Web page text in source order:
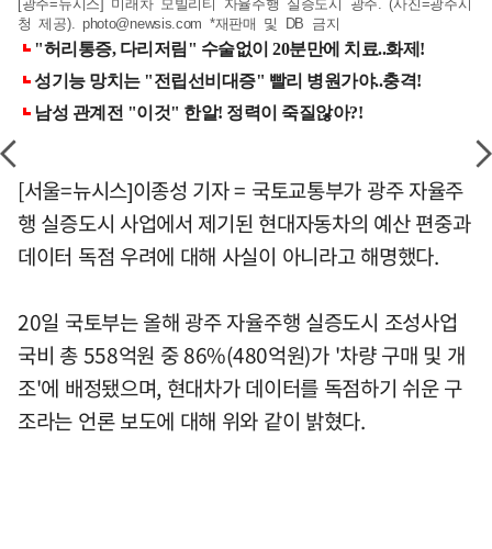
[광주=뉴시스] 미래차 모빌리티 자율주행 실증도시 광주. (사진=광주시
청 제공). photo@newsis.com *재판매 및 DB 금지
[서울=뉴시스]이종성 기자 = 국토교통부가 광주 자율주
행 실증도시 사업에서 제기된 현대자동차의 예산 편중과
데이터 독점 우려에 대해 사실이 아니라고 해명했다.
20일 국토부는 올해 광주 자율주행 실증도시 조성사업
국비 총 558억원 중 86%(480억원)가 '차량 구매 및 개
조'에 배정됐으며, 현대차가 데이터를 독점하기 쉬운 구
조라는 언론 보도에 대해 위와 같이 밝혔다.